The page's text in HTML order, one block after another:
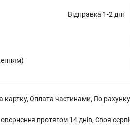
Відправка 1-2 дні
картку, Оплата частинами, По
протягом 14 днів, Своя